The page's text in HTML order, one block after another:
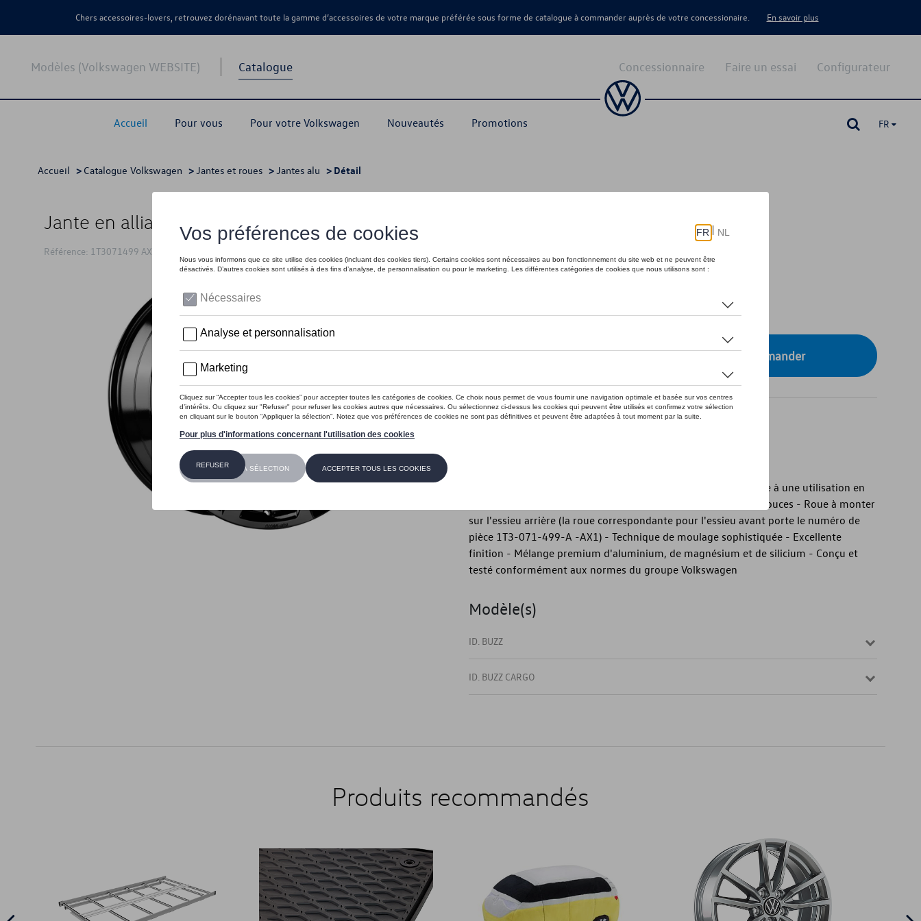
Chers accessoires-lovers, retrouvez dorénavant toute la gamme d’accessoires de votre marque préférée sous forme de catalogue à commander auprès de votre concessionaire. En savoir plus
Modèles (Volkswagen WEBSITE) Catalogue
Accueil Pour vous Pour votre Volkswagen Nouveautés Promotions
Configurateur
Faire un essai
Concessionnaire
FR
Accueil > Catalogue Volkswagen >Jantes et roues >Jantes alu > Détail
Jante en alliage, 9.0J x 19 ET58, Loen, essieu arrière, Noir
Référence: 1T3071499 AX1
En stock
Contactez votre concessionnaire pour commander
Introduction
- Jante alliage Volkswagen d'origine - Particulièrement adaptée à une utilisation en
conditions hivernales - ID. design "Loen" en noir brillant - 19 pouces - Roue à monter
sur l'essieu arrière (la roue correspondante pour l'essieu avant porte le numéro de
pièce 1T3-071-499-A -AX1) - Technique de moulage sophistiquée - Excellente
finition - Mélange premium d'aluminium, de magnésium et de silicium - Conçu et
testé conformément aux normes du groupe Volkswagen
Modèle(s)
ID. BUZZ
ID. BUZZ CARGO
Produits recommandés